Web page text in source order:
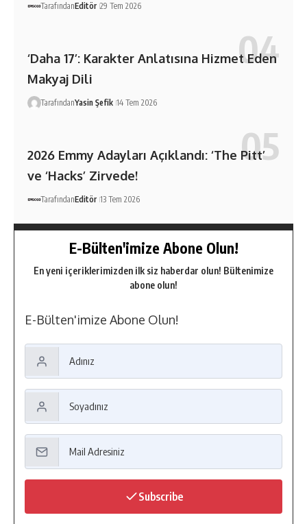
TarafındanEditör 29 Tem 2026
‘Daha 17’: Karakter Anlatısına Hizmet Eden
Makyaj Dili
TarafındanYasin Şefik 14 Tem 2026
2026 Emmy Adayları Açıklandı: ‘The Pitt’
ve ‘Hacks’ Zirvede!
TarafındanEditör 13 Tem 2026
E-Bülten'imize Abone Olun!
En yeni içeriklerimizden ilk siz haberdar olun! Bültenimize
abone olun!
E-Bülten'imize Abone Olun!
Subscribe